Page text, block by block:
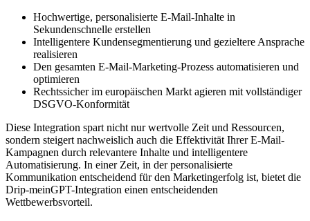
Hochwertige, personalisierte E-Mail-Inhalte in
Sekundenschnelle erstellen
Intelligentere Kundensegmentierung und gezieltere Ansprache
realisieren
Den gesamten E-Mail-Marketing-Prozess automatisieren und
optimieren
Rechtssicher im europäischen Markt agieren mit vollständiger
DSGVO-Konformität
Diese Integration spart nicht nur wertvolle Zeit und Ressourcen,
sondern steigert nachweislich auch die Effektivität Ihrer E-Mail-
Kampagnen durch relevantere Inhalte und intelligentere
Automatisierung. In einer Zeit, in der personalisierte
Kommunikation entscheidend für den Marketingerfolg ist, bietet die
Drip-meinGPT-Integration einen entscheidenden
Wettbewerbsvorteil.